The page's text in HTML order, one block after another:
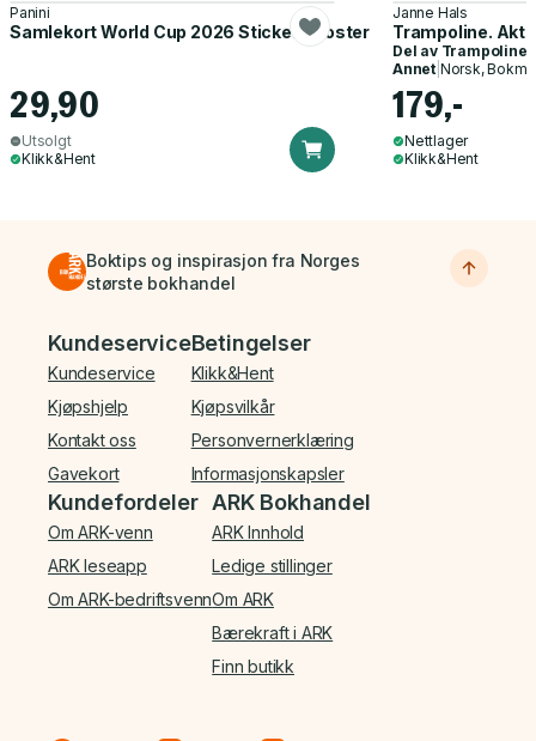
Panini
Samlekort World Cup 2026 Sticker Booster
29,90
Utsolgt
Klikk&Hent
Janne Hals
Trampoline.
Del av Trampoline
Annet| Norsk,
179,-
Nettlager
Klikk&Hent
Boktips og inspirasjon fra Norges
største bokhandel
Bunnmeny
Kundeservice
Kundeservice
Kjøpshjelp
Kontakt oss
Gavekort
Betingelser
Klikk&Hent
Kjøpsvilkår
Personvernerklæring
Informasjonskapsler
Kundefordeler
Om ARK-venn
ARK leseapp
Om ARK-bedriftsvenn
ARK Bokhandel
ARK Innhold
Ledige stillinger
Om ARK
Bærekraft i ARK
Finn butikk